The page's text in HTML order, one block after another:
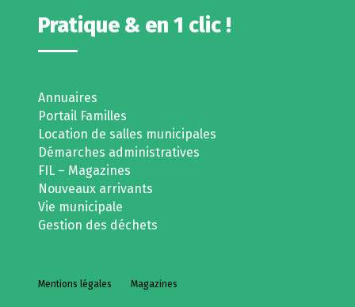
Pratique & en 1 clic !
Annuaires
Portail Familles
Location de salles municipales
Démarches administratives
FIL – Magazines
Nouveaux arrivants
Vie municipale
Gestion des déchets
Mentions légales Magazines